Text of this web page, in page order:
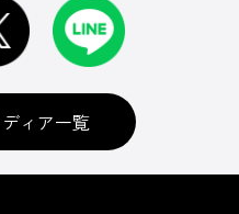
ィア一覧